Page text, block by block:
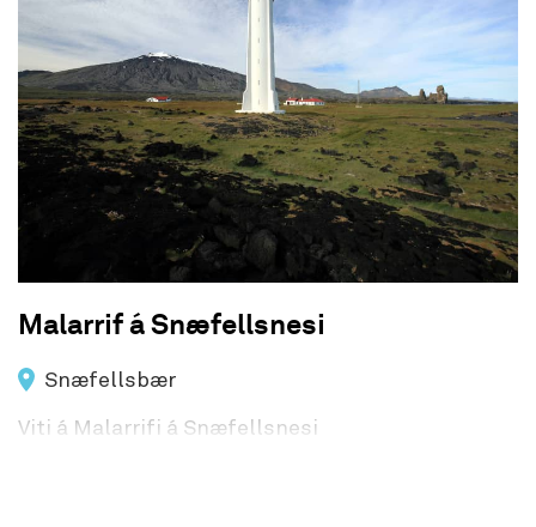
Malarrif á Snæfellsnesi
Snæfellsbær
Viti á Malarrifi á Snæfellsnesi